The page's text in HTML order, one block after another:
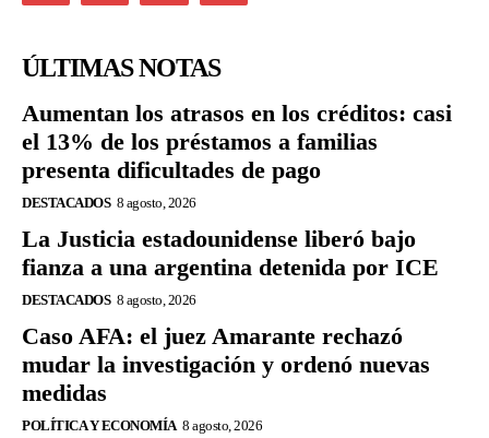
ÚLTIMAS NOTAS
Aumentan los atrasos en los créditos: casi
el 13% de los préstamos a familias
presenta dificultades de pago
DESTACADOS 8 agosto, 2026
La Justicia estadounidense liberó bajo
fianza a una argentina detenida por ICE
DESTACADOS 8 agosto, 2026
Caso AFA: el juez Amarante rechazó
mudar la investigación y ordenó nuevas
medidas
POLÍTICA Y ECONOMÍA 8 agosto, 2026